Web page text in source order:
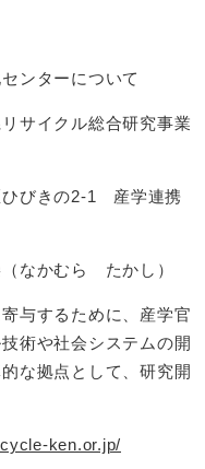
ンターについて
サイクル総合研究事業
びきの2-1 産学連携
なかむら たかし）
与するために、産学官
術や社会システムの開
な拠点として、研究開
ken.or.jp/